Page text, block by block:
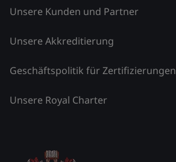
Unsere Kunden und Partner
Unsere Akkreditierung
Geschäftspolitik für Zertifizierungen
Unsere Royal Charter